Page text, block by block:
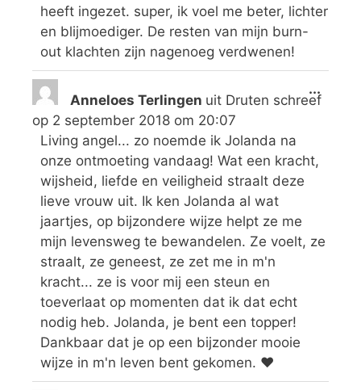
heeft ingezet. super, ik voel me beter, lichter
en blijmoediger. De resten van mijn burn-
out klachten zijn nagenoeg verdwenen!
Anneloes Terlingen uit Druten schreef
op 2 september 2018 om 20:07
Living angel... zo noemde ik Jolanda na
onze ontmoeting vandaag! Wat een kracht,
wijsheid, liefde en veiligheid straalt deze
lieve vrouw uit. Ik ken Jolanda al wat
jaartjes, op bijzondere wijze helpt ze me
mijn levensweg te bewandelen. Ze voelt, ze
straalt, ze geneest, ze zet me in m'n
kracht... ze is voor mij een steun en
toeverlaat op momenten dat ik dat echt
nodig heb. Jolanda, je bent een topper!
Dankbaar dat je op een bijzonder mooie
wijze in m'n leven bent gekomen. ♥️
...